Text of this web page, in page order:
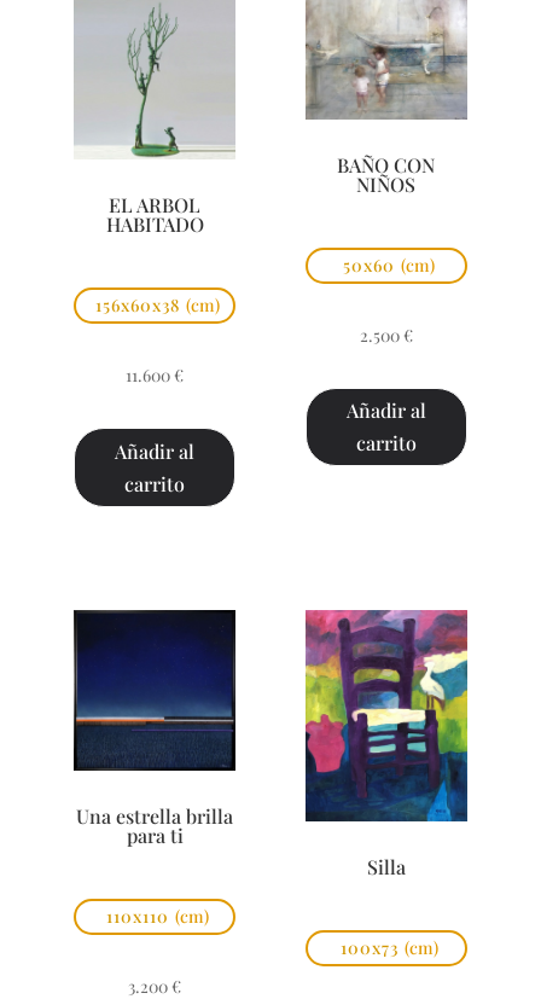
EL ARBOL
HABITADO
156x60x38 (cm)
11.600 €
Añadir al
carrito
BAÑO CON
NIÑOS
50x60 (cm)
2.500 €
Añadir al
carrito
Una estrella brilla
para ti
110x110 (cm)
3.200 €
Silla
100x73 (cm)